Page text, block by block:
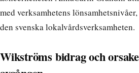
med verksamhetens
den svenska lokalvårdsverksamheten.
Wikströms bidrag och